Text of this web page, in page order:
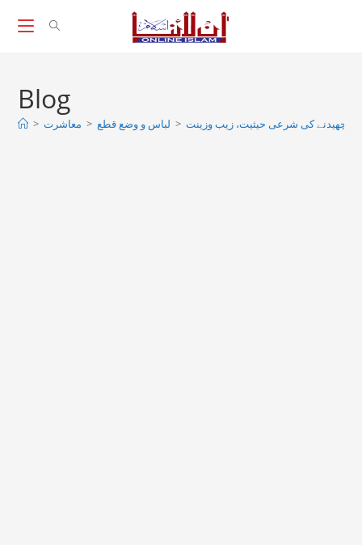
Blog
> معاشرت > لباس و وضع قطع > چھیدنے کی شرعی حیثیت، زیب وزینت